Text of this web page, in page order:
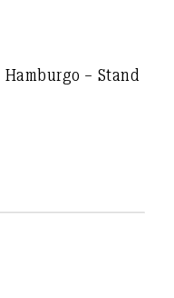
Hamburgo – Stand